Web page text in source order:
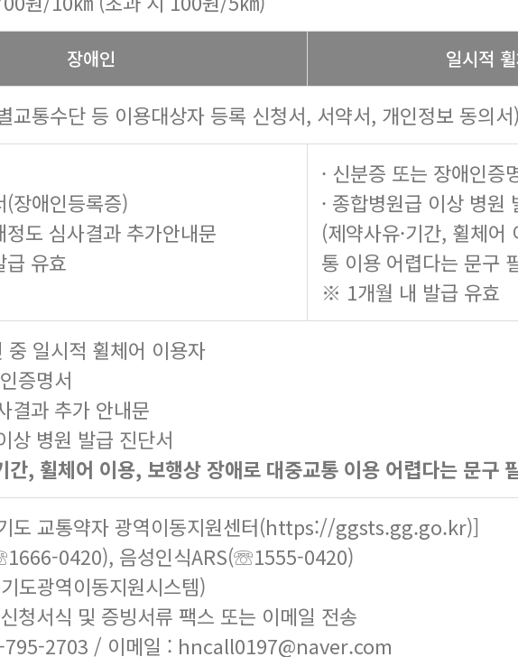
장애인 일시적
교통수단 등 이용대상자 등록 신청서, 서약서, 개인정보 동의서)
(장애인등록증)
정도 심사결과 추가안내문
유효
· 신분증 또는 장애인증
· 종합병원급 이상 병원
(제약사유·기간, 휠체
통 이용 어렵다는 문구
※ 1개월 내 발급 유효
일시적 휠체어 이용자
증명서
결과 추가 안내문
상 병원 발급 진단서
간, 휠체어 이용, 보행상 장애로 대중교통 이용 어렵다는 문구
도 교통약자 광역이동지원센터(https://ggsts.gg.go.kr)]
0420), 음성인식ARS(☏1555-0420)
도광역이동지원시스템)
청서식 및 증빙서류 팩스 또는 이메일 전송
2703 / 이메일 : hncall0197@naver.com